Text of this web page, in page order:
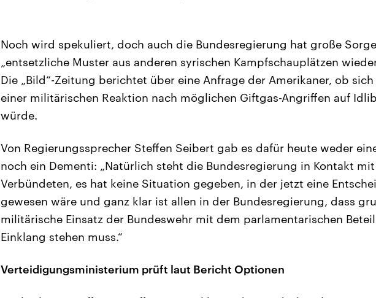
Noch wird spekuliert, doch auch die Bundesregierung hat große
„entsetzliche Muster aus anderen syrischen Kampfschauplätzen
Die „Bild“-Zeitung berichtet über eine Anfrage der Amerikaner, ob
einer militärischen Reaktion nach möglichen Giftgas-Angriffen auf
würde.
Von Regierungssprecher Steffen Seibert gab es dafür heute weder
noch ein Dementi: „Natürlich steht die Bundesregierung in Kontakt
Verbündeten, es hat keine Situation gegeben, in der jetzt eine
gewesen wäre und ganz klar ist allen in der Bundesregierung, dass
militärische Einsatz der Bundeswehr mit dem parlamentarischen
Einklang stehen muss.“
Verteidigungsministerium prüft laut Bericht Optionen